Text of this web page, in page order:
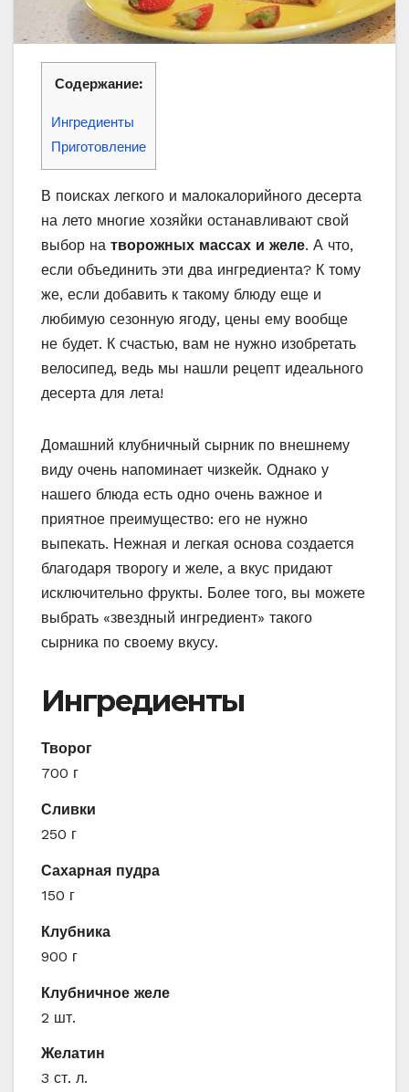
Содержание:
Ингредиенты
Приготовление
В поисках легкого и малокалорийного десерта
на лето многие хозяйки останавливают свой
выбор на творожных массах и желе. А что,
если объединить эти два ингредиента? К тому
же, если добавить к такому блюду еще и
любимую сезонную ягоду, цены ему вообще
не будет. К счастью, вам не нужно изобретать
велосипед, ведь мы нашли рецепт идеального
десерта для лета!
Домашний клубничный сырник по внешнему
виду очень напоминает чизкейк. Однако у
нашего блюда есть одно очень важное и
приятное преимущество: его не нужно
выпекать. Нежная и легкая основа создается
благодаря творогу и желе, а вкус придают
исключительно фрукты. Более того, вы можете
выбрать «звездный ингредиент» такого
сырника по своему вкусу.
Ингредиенты
Творог
700 г
Сливки
250 г
Сахарная пудра
150 г
Клубника
900 г
Клубничное желе
2 шт.
Желатин
3 ст. л.